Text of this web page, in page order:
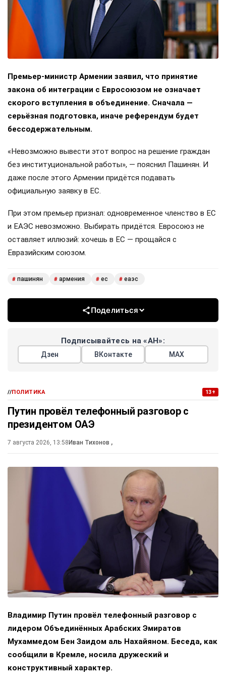
Премьер-министр Армении заявил, что принятие
закона об интеграции с Евросоюзом не означает
скорого вступления в объединение. Сначала —
серьёзная подготовка, иначе референдум будет
бессодержательным.
«Невозможно вывести этот вопрос на решение граждан
без институциональной работы», — пояснил Пашинян. И
даже после этого Армении придётся подавать
официальную заявку в ЕС.
При этом премьер признал: одновременное членство в ЕС
и ЕАЭС невозможно. Выбирать придётся. Евросоюз не
оставляет иллюзий: хочешь в ЕС — прощайся с
Евразийским союзом.
# пашинян # армения # ес # еаэс
Поделиться
Подписывайтесь на «АН»:
Дзен ВКонтакте МАХ
//ПОЛИТИКА 13+
Путин провёл телефонный разговор с
президентом ОАЭ
7 августа 2026, 13:58 Иван Тихонов ,
Владимир Путин провёл телефонный разговор с
лидером Объединённых Арабских Эмиратов
Мухаммедом Бен Заидом аль Нахайяном. Беседа, как
сообщили в Кремле, носила дружеский и
конструктивный характер.